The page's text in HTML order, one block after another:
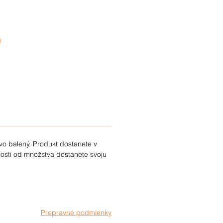
balený. Produkt dostanete v
od množstva dostanete svoju
Prepravné podmienky